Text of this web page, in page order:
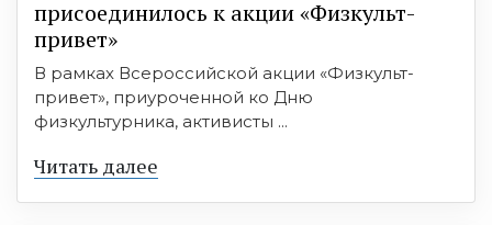
присоединилось к акции «Физкульт-
привет»
В рамках Всероссийской акции «Физкульт-
привет», приуроченной ко Дню
физкультурника, активисты ...
Читать далее